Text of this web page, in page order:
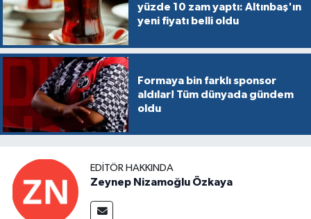
yüzde 10 zam yaptı: Altınbaş'ın
yeni fiyatı belli oldu
Formaya bin farklı sponsor
aldılar! Tüm dünyada gündem
oldu
EDITÖR HAKKINDA
Zeynep Nizamoğlu Özkaya